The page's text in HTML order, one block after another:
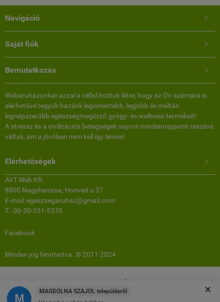
Navigáció 
Saját fiók 
Bemutatkozás 
Webáruházunkat azzal a céllal hoztuk létre, hogy az Ön számára is
elérhetővé tegyük hazánk legismertebb, legjobb és méltán
legnépszerűbb egészségmegörző gyógy- és wellness termékeit!
A stressz és a civilizációs betegségek sajnos mindennapjaink részévé
váltak, ám a jövőben nem kell így lennie!
Elérhetőségek 
AVT Web Kft.
8800 Nagykanizsa, Honvéd u 37
E-mail: egeszsegaruhaz@gmail.com
T.: 06-30-351-5370
Facebook
Minden jog fenntartva. © 2011-2024
×
M
MAGDOLNA SZAJOL településről